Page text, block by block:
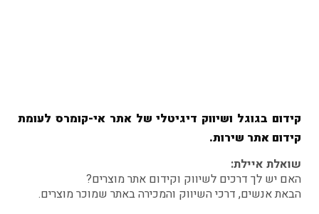
קידום בגוגל ושיווק דיגיטלי של אתר אי-קומרס לעומת
קידום אתר שירות.
שואלת איילת:
האם יש לך דרכים לשיווק וקידום אתר מוצרים?
הבאת אנשים, דרכי השיווק והמכירה באתר שמוכר מוצרים.